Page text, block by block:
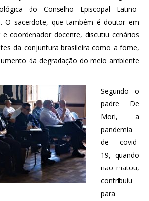
do Conselho Episcopal Latino-
O sacerdote, que também é doutor em
coordenador docente, discutiu cenários
da conjuntura brasileira como a fome,
da degradação do meio ambiente
Segundo o
padre De
Mori, a
pandemia
de covid-
19, quando
não matou,
contribuiu
para